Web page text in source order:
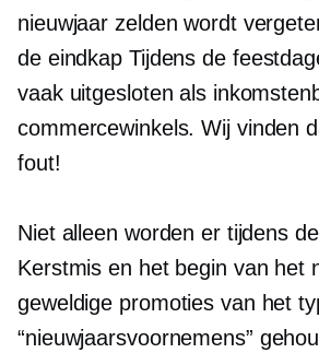
nieuwjaar zelden wordt
de eindkap Tijdens de
vaak uitgesloten als
commercewinkels. Wij vinden
fout!
Niet alleen worden er tijdens
Kerstmis en het begin van het
geweldige promoties van het
“nieuwjaarsvoornemens”